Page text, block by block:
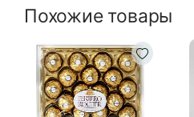
Похожие товары